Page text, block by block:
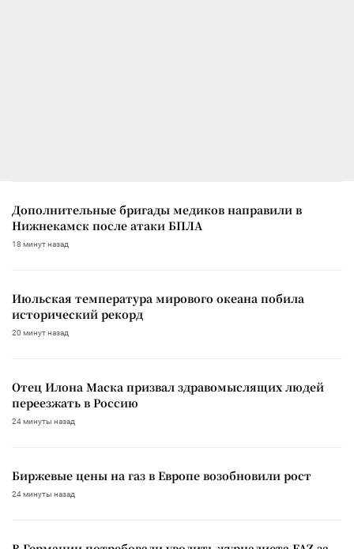
Дополнительные бригады медиков направили в
Нижнекамск после атаки БПЛА
18 минут назад
Июльская температура мирового океана побила
исторический рекорд
20 минут назад
Отец Илона Маска призвал здравомыслящих людей
переезжать в Россию
24 минуты назад
Биржевые цены на газ в Европе возобновили рост
24 минуты назад